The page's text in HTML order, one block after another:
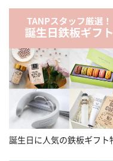
誕生日に人気の鉄板ギフト